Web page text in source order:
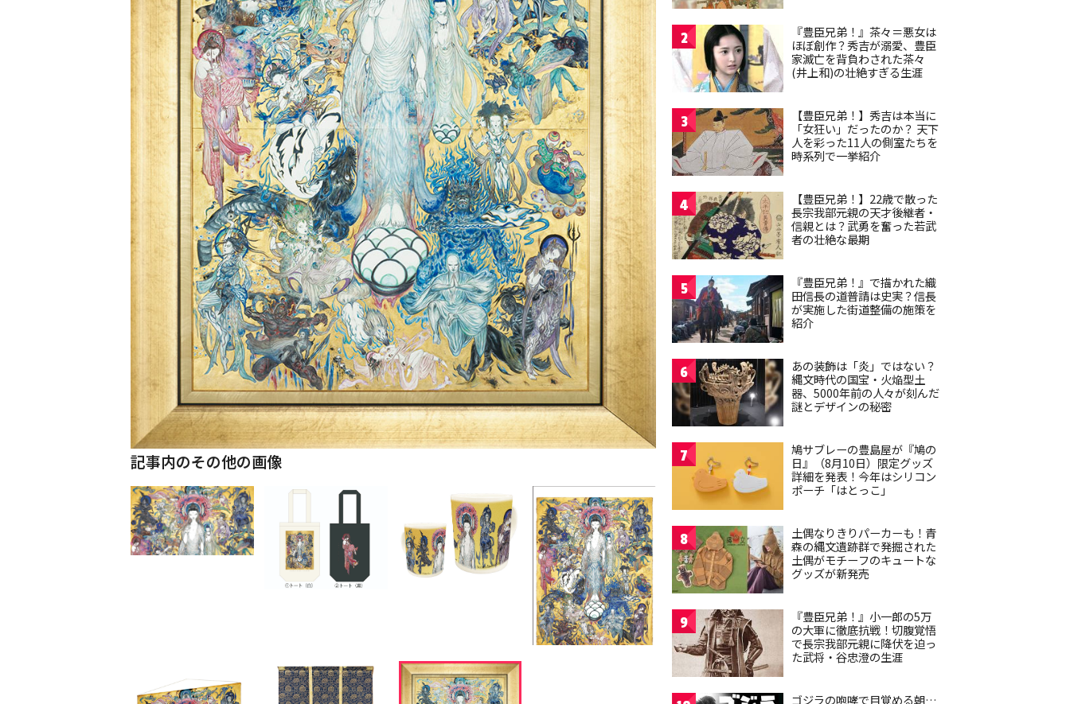
記事内のその他の画像
2
『豊臣兄弟！』茶々＝悪女は
ほぼ創作？秀吉が溺愛、豊臣
家滅亡を背負わされた茶々
(井上和)の壮絶すぎる生涯
3
【豊臣兄弟！】秀吉は本当に
「女狂い」だったのか？ 天下
人を彩った11人の側室たちを
時系列で一挙紹介
4
【豊臣兄弟！】22歳で散った
長宗我部元親の天才後継者・
信親とは？武勇を奮った若武
者の壮絶な最期
5
『豊臣兄弟！』で描かれた織
田信長の道普請は史実？信長
が実施した街道整備の施策を
紹介
6
あの装飾は「炎」ではない？
縄文時代の国宝・火焔型土
器、5000年前の人々が刻んだ
謎とデザインの秘密
7
鳩サブレーの豊島屋が『鳩の
日』（8月10日）限定グッズ
詳細を発表！今年はシリコン
ポーチ「はとっこ」
8
土偶なりきりパーカーも！青
森の縄文遺跡群で発掘された
土偶がモチーフのキュートな
グッズが新発売
9
『豊臣兄弟！』小一郎の5万
の大軍に徹底抗戦！切腹覚悟
で長宗我部元親に降伏を迫っ
た武将・谷忠澄の生涯
ゴジラの咆哮で目覚める朝…